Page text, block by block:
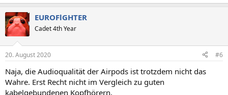
EUROFlGHTER
Cadet 4th Year
20. August 2020 #6
Naja, die Audioqualität der Airpods ist trotzdem nicht das
Wahre. Erst Recht nicht im Vergleich zu guten
kabelgebundenen Kopfhörern.